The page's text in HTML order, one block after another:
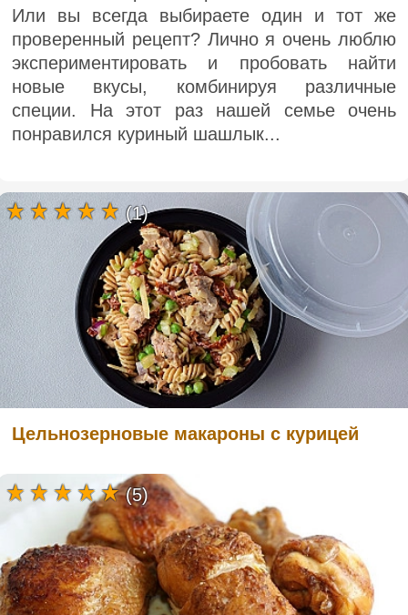
Или вы всегда выбираете один и тот же
проверенный рецепт? Лично я очень люблю
экспериментировать и пробовать найти
новые вкусы, комбинируя различные
специи. На этот раз нашей семье очень
понравился куриный шашлык...
Цельнозерновые макароны с курицей
(1)
(5)